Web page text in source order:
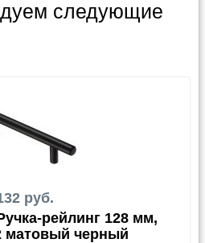
следующие
руб.
рейлинг 128 мм,
матовый черный